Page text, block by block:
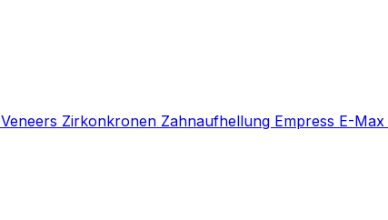
Veneers Zirkonkronen Zahnaufhellung Empress E-Max